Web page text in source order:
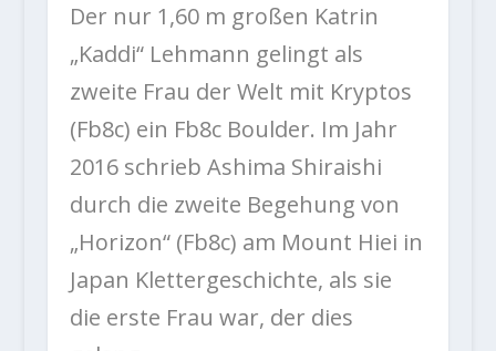
Der nur 1,60 m großen Katrin
„Kaddi“ Lehmann gelingt als
zweite Frau der Welt mit Kryptos
(Fb8c) ein Fb8c Boulder. Im Jahr
2016 schrieb Ashima Shiraishi
durch die zweite Begehung von
„Horizon“ (Fb8c) am Mount Hiei in
Japan Klettergeschichte, als sie
die erste Frau war, der dies